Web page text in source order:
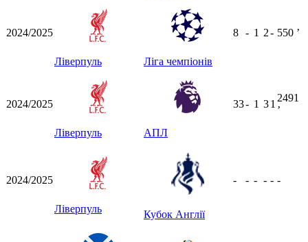
2024/2025
Ліверпуль Ліга чемпіонів
8 - 1 2- 550 ʼ
2024/2025
Ліверпуль АПЛ
33- 1 31
2491
ʼ
2024/2025
Ліверпуль Кубок Англії
- - - - - -